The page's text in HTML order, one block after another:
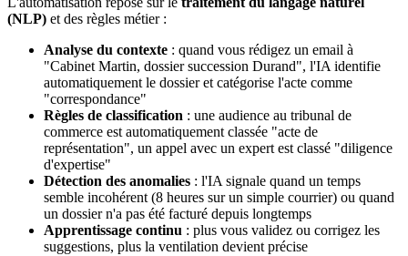
(NLP) et des règles métier :
Analyse du contexte : quand vous rédigez un email à
"Cabinet Martin, dossier succession Durand", l'IA identifie
automatiquement le dossier et catégorise l'acte comme
"correspondance"
Règles de classification : une audience au tribunal de
commerce est automatiquement classée "acte de
représentation", un appel avec un expert est classé "diligence
d'expertise"
Détection des anomalies : l'IA signale quand un temps
semble incohérent (8 heures sur un simple courrier) ou quand
un dossier n'a pas été facturé depuis longtemps
Apprentissage continu : plus vous validez ou corrigez les
suggestions, plus la ventilation devient précise